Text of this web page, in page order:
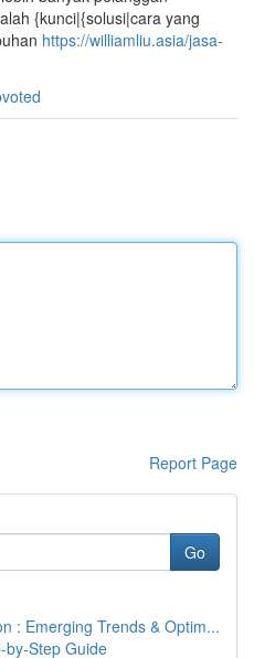
{kunci|{solusi|cara yang
https://williamliu.asia/jasa-
Report Page
Go
: Emerging Trends & Optim...
by-Step Guide